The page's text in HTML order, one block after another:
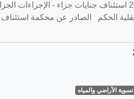
والمؤثرات العقلية الحكم الصادر عن محكمة
الأراضي والمياه